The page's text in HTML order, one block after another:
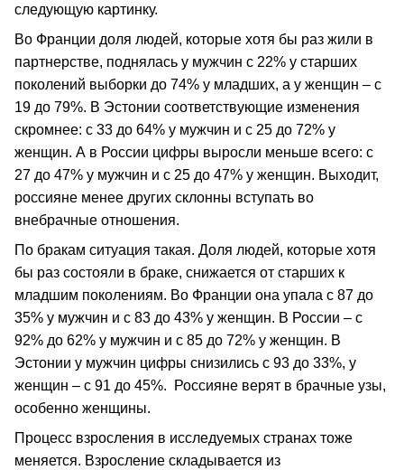
следующую картинку.
Во Франции доля людей, которые хотя бы раз жили в
партнерстве, поднялась у мужчин с 22% у старших
поколений выборки до 74% у младших, а у женщин – с
19 до 79%. В Эстонии соответствующие изменения
скромнее: с 33 до 64% у мужчин и с 25 до 72% у
женщин. А в России цифры выросли меньше всего: с
27 до 47% у мужчин и с 25 до 47% у женщин. Выходит,
россияне менее других склонны вступать во
внебрачные отношения.
По бракам ситуация такая. Доля людей, которые хотя
бы раз состояли в браке, снижается от старших к
младшим поколениям. Во Франции она упала с 87 до
35% у мужчин и с 83 до 43% у женщин. В России – с
92% до 62% у мужчин и с 85 до 72% у женщин. В
Эстонии у мужчин цифры снизились с 93 до 33%, у
женщин – с 91 до 45%. Россияне верят в брачные узы,
особенно женщины.
Процесс взросления в исследуемых странах тоже
меняется. Взросление складывается из